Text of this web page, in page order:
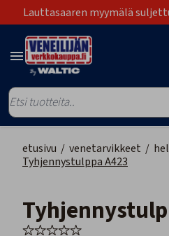
Lauttasaaren myymälä
poistunut
etusivu / venetarvikkeet /
Tyhjennystulppa A423